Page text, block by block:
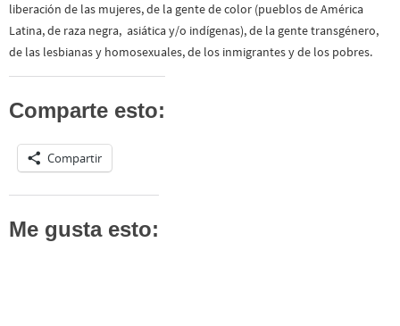
liberación de las mujeres, de la gente de color (pueblos de América
Latina, de raza negra, asiática y/o indígenas), de la gente transgénero,
de las lesbianas y homosexuales, de los inmigrantes y de los pobres.
Comparte esto:
Compartir
Me gusta esto: